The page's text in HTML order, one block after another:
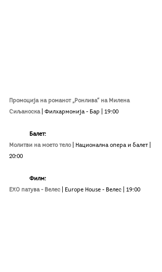
Промоција на романот „Ронлива“ на Милена
Сиљаноска
| Филхармонија - Бар | 19:00
Балет:
Молитви на моето тело
| Национална опера и балет |
20:00
Филм:
ЕХО патува - Велес
| Europe House - Велес | 19:00